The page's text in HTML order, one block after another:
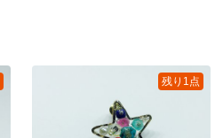
残り1点